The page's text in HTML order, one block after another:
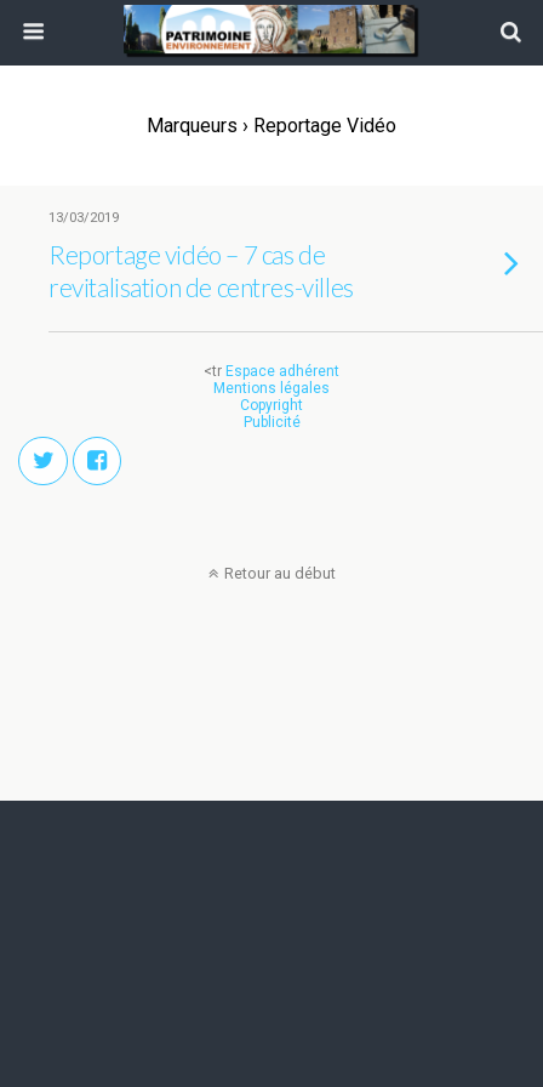
Marqueurs › Reportage Vidéo
13/03/2019
Reportage vidéo – 7 cas de
revitalisation de centres-villes
<tr Espace adhérent
Mentions légales
Copyright
Publicité
Retour au début